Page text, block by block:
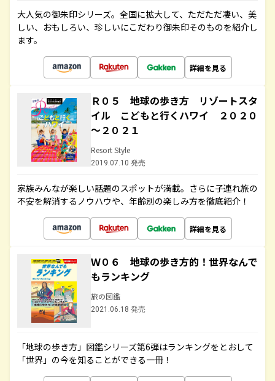
大人気の御朱印シリーズ。全国に拡大して、ただただ凄い、美
しい、おもしろい、珍しいにこだわり御朱印そのものを紹介し
ます。
詳細を見る
Ｒ０５ 地球の歩き方 リゾートスタ
イル こどもと行くハワイ ２０２０
～２０２１
Resort Style
2019.07.10 発売
家族みんなが楽しい話題のスポットが満載。さらに子連れ旅の
不安を解消するノウハウや、年齢別の楽しみ方を徹底紹介！
詳細を見る
Ｗ０６ 地球の歩き方的！世界なんで
もランキング
旅の図鑑
2021.06.18 発売
「地球の歩き方」図鑑シリーズ第6弾はランキングをとおして
「世界」の今を知ることができる一冊！